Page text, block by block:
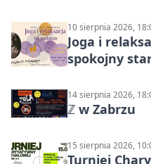
10 sierpnia 2026,
Joga i
spokojny
14 sierpnia 2026,
ℤ w Zabrzu
15 sierpnia 2026,
Turniej